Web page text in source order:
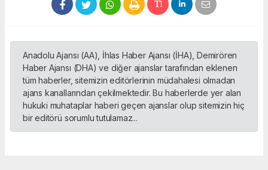
Anadolu Ajansı (AA), İhlas Haber Ajansı (İHA), Demirören
Haber Ajansı (DHA) ve diğer ajanslar tarafından eklenen
tüm haberler, sitemizin editörlerinin müdahalesi olmadan
ajans kanallarından çekilmektedir. Bu haberlerde yer alan
hukuki muhataplar haberi geçen ajanslar olup sitemizin hiç
bir editörü sorumlu tutulamaz...